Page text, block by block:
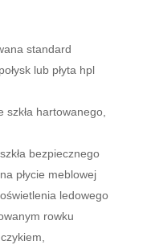
standard
lub płyta hpl
szkła hartowanego,
bezpiecznego
płycie meblowej
ledowego
rowku